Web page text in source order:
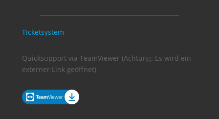
Ticketsystem
Quicksupport via TeamViewer (Achtung: Es wird ein
externer Link geöffnet)